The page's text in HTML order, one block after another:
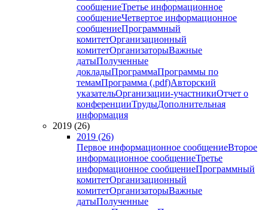
сообщениеТретье информационное
сообщениеЧетвертое информационное
сообщениеПрограммный
комитетОрганизационный
комитетОрганизаторыВажные
датыПолученные
докладыПрограммаПрограммы по
темамПрограмма (.pdf)Авторский
указательОрганизации-участникиОтчет о
конференцииТрудыДополнительная
информация
2019 (26)
2019 (26)
Первое информационное сообщениеВторое
информационное сообщениеТретье
информационное сообщениеПрограммный
комитетОрганизационный
комитетОрганизаторыВажные
датыПолученные